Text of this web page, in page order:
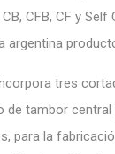
CFB, CF y Self
argentina
tres
de tambor
para la